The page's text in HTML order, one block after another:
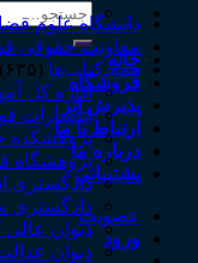
جستجو
برای:
خانه
فروشگاه
پذیرش اثر
ارتباط با ما
درباره ما
پشتیبانی
عضویت
ورود
دانشگاه علوم
معاونت حقوقی
همه‌ـ‌کتاب‌ها (۶۳۵)
اداره کل
انتشارات
پژوهشکده
پژوهشگاه
دادگستری
دادگستری
دیوان
دیوان